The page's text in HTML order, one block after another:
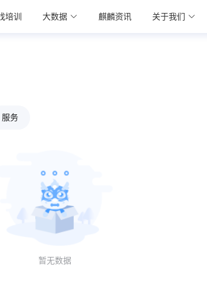
培训 大数据 麒麟资讯 关于我们
服务
暂无数据